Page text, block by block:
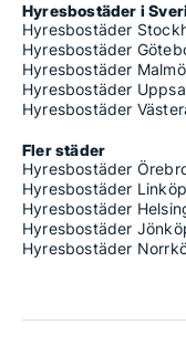
Hyresbostäder i
Hyresbostäder
Hyresbostäder
Hyresbostäder Malmö
Hyresbostäder
Hyresbostäder
Fler städer
Hyresbostäder
Hyresbostäder
Hyresbostäder
Hyresbostäder
Hyresbostäder